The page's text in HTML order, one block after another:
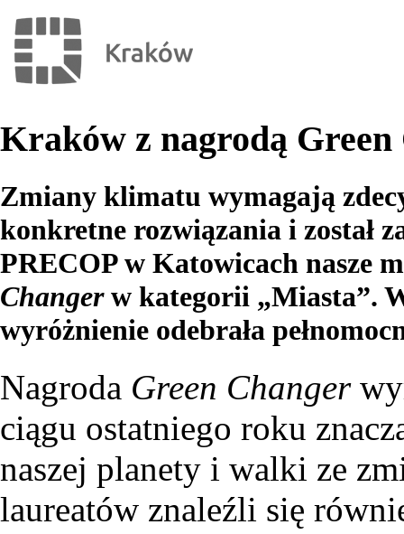
Kraków z nagrodą Green
Zmiany klimatu wymagają
konkretne rozwiązania i został
PRECOP w Katowicach nasze
Changerw kategorii „Miasta”.
wyróżnienie odebrała
Nagroda Green Changer
ciągu ostatniego roku
naszej planety i walki ze
laureatów znaleźli się